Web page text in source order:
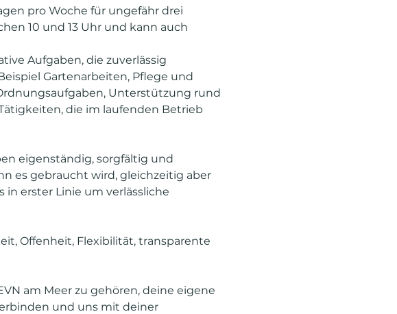
pro Woche für ungefähr drei
10 und 13 Uhr und kann auch
Aufgaben, die zuverlässig
Gartenarbeiten, Pflege und
Unterstützung rund
die im laufenden Betrieb
eigenständig, sorgfältig und
es gebraucht wird, gleichzeitig aber
in erster Linie um verlässliche
Offenheit, Flexibilität, transparente
am Meer zu gehören, deine eigene
und uns mit deiner